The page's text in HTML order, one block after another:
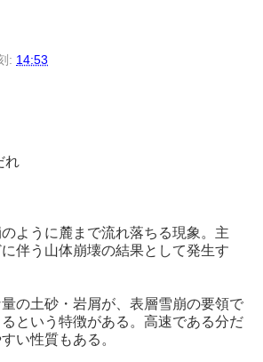
: 14:53
れ
ように麓まで流れ落ちる現象。主
伴う山体崩壊の結果として発生す
の土砂・岩屑が、表層雪崩の要領で
という特徴がある。高速である分だ
い性質もある。